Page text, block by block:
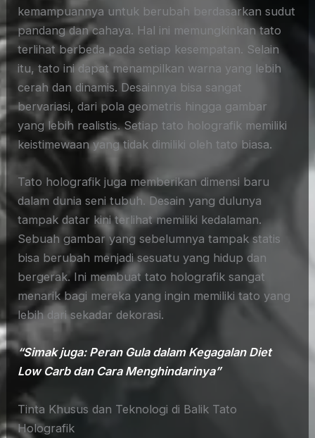
kemampuannya untuk berubah berdasarkan sudut
pandang dan cahaya. Hal ini memungkinkan tato
terlihat berbeda pada setiap kesempatan. Selain
itu, tato ini dapat menampilkan warna yang lebih
cerah dan dinamis. Desainnya bisa sangat
bervariasi, dari pola geometris hingga gambar
yang lebih realistis. Setiap tato holografik memiliki
keistimewaan yang tidak dimiliki oleh tato biasa.
Tato holografik juga memberikan dimensi baru
dalam dunia seni tubuh. Desain yang dulunya
tampak datar kini terlihat memiliki kedalaman.
Sebuah gambar yang sebelumnya tampak statis
bisa berubah menjadi sesuatu yang hidup dan
bergerak. Ini membuat tato holografik sangat
menarik bagi mereka yang ingin memiliki tato yang
lebih dari sekadar dekorasi.
“Simak juga: Peran Gula dalam Kegagalan Diet
Low Carb dan Cara Menghindarinya”
Tinta Khusus dan Teknologi di Balik Tato
Holografik